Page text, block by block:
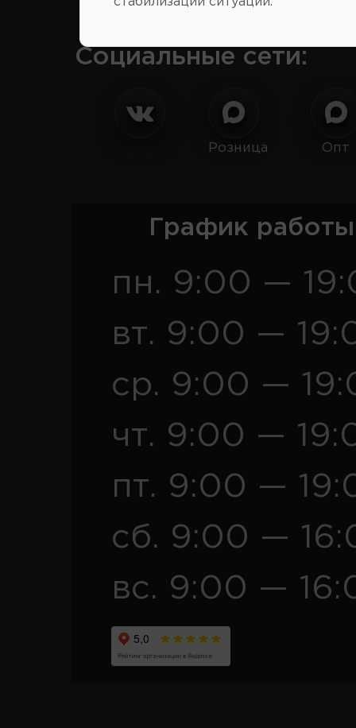
Социальные сети:
Розница Опт
График
пн. 9:00 —
вт. 9:00 —
ср. 9:00 —
чт. 9:00 —
пт. 9:00 —
сб. 9:00 —
вс. 9:00 —